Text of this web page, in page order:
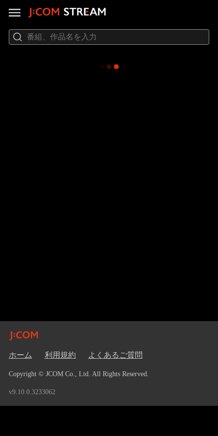
ホーム 利用規約 よくあるご質問
Copyright © JCOM Co., Ltd. All Rights Reserved.
v9.10.0.3233062